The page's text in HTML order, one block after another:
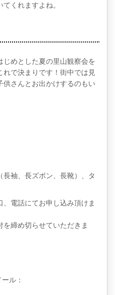
くれますよね。
めとした夏の里山観察会を
で決まりです！街中では見
さんとお出かけするのもい
長袖、長ズボン、長靴）、タ
、電話にてお申し込み頂けま
締め切らせていただきま
ル：